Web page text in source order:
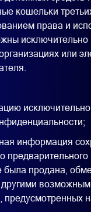
кошельки
права и
исключительно
или
информация
предварительного
была продана,
предусмотренных